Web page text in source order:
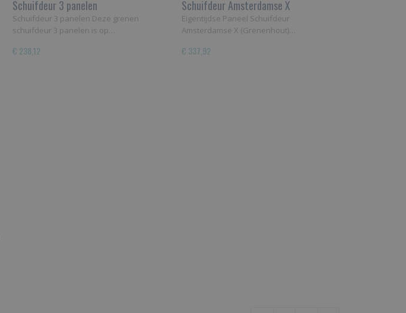
Schuifdeur 3 panelen
Schuifdeur 3 panelen Deze grenen
schuifdeur 3 panelen is op…
€ 238,12
Schuifdeur Amsterdamse X
Eigentijdse Paneel Schuifdeur
Amsterdamse X (Grenenhout)…
€ 337,92